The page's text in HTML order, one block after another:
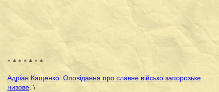
* * * * * * *
Адріан Кащенко. Оповідання про славне військо запорозьке
низове. \